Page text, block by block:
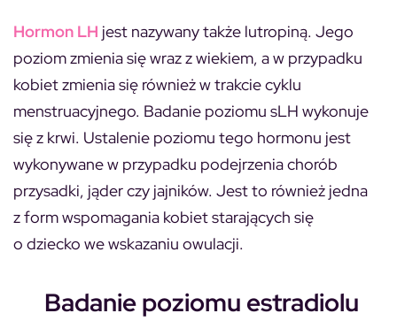
Hormon LH jest nazywany także lutropiną. Jego
poziom zmienia się wraz z wiekiem, a w przypadku
kobiet zmienia się również w trakcie cyklu
menstruacyjnego. Badanie poziomu sLH wykonuje
się z krwi. Ustalenie poziomu tego hormonu jest
wykonywane w przypadku podejrzenia chorób
przysadki, jąder czy jajników. Jest to również jedna
z form wspomagania kobiet starających się
o dziecko we wskazaniu owulacji.
Badanie poziomu estradiolu